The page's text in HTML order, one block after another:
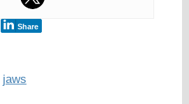
Share
jaws